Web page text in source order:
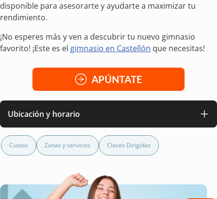
disponible para asesorarte y ayudarte a maximizar tu
rendimiento.
¡No esperes más y ven a descubrir tu nuevo gimnasio
favorito! ¡Este es el gimnasio en Castellón que necesitas!
APÚNTATE
Ubicación y horario
Cuotas Zonas y servicios Clases Dirigidas